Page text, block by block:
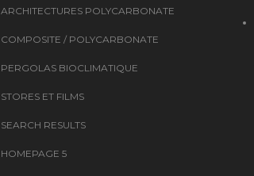
ARCHITECTURES POLYCARBONATE
COMPOSITE / POLYCARBONATE
PERGOLAS BIOCLIMATIQUE
STORES ET FILMS
SEARCH RESULTS
HOMEPAGE 5